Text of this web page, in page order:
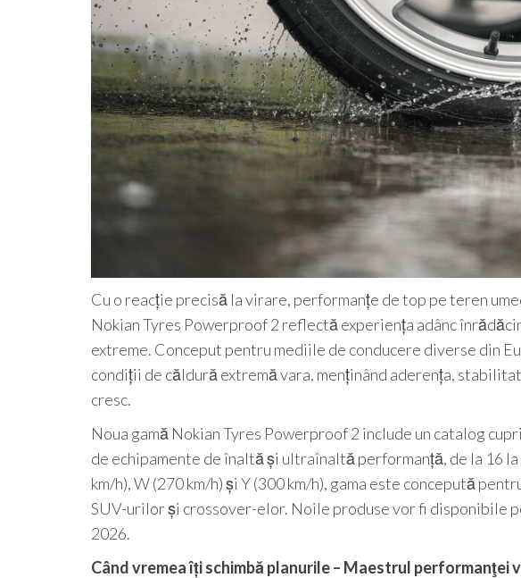
Cu o reacție precisă la virare, performanțe de top pe teren
Nokian Tyres Powerproof 2 reflectă experiența adânc
extreme. Conceput pentru mediile de conducere diverse din
condiții de căldură extremă vara, menținând aderența,
cresc.
Noua gamă Nokian Tyres Powerproof 2 include un catalog
de echipamente de înaltă și ultraînaltă performanță, de la 16
km/h), W (270 km/h) și Y (300 km/h), gama este concepută
SUV-urilor și crossover-elor. Noile produse vor fi disponibile
2026.
Când vremea îți schimbă planurile – Maestrul performanţei